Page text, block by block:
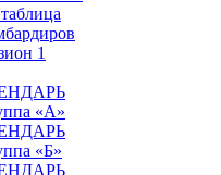
1
«А»
«Б»